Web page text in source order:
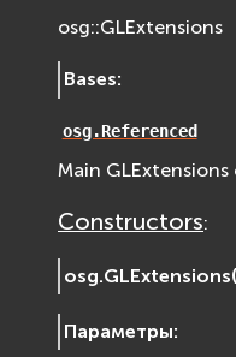
osg::GLExtensions
Bases:
osg.Referenced
Main
Constructors:
osg.GLExtensions
Параметры: